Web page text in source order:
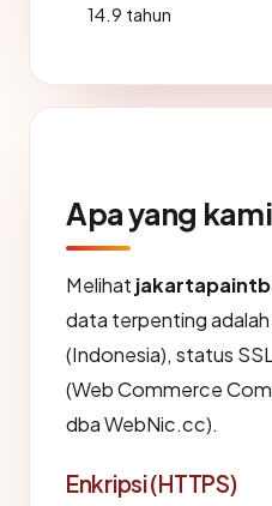
14.9 tahun
Apa yang
Melihat
data terpenting
(Indonesia), status
(Web Commerce
dba WebNic.cc).
Enkripsi (HTTPS)